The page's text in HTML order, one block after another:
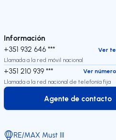
Información
+351 932 646 ***
Ver
Llamada a la red móvil nacional
+351 210 939 ***
Ver
Llamada a la red nacional de telefonía fija
Agente de
Agente de contacto
RE/MAX Must III